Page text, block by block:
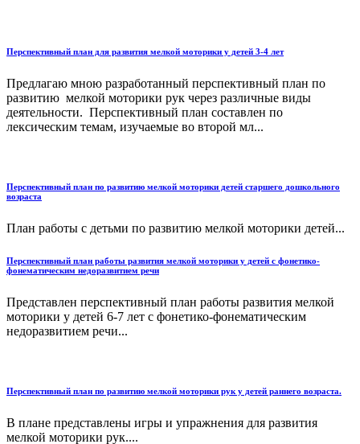
Перспективный план для развития мелкой моторики у детей 3-4 лет
Предлагаю мною разработанный перспективный план по
развитию мелкой моторики рук через различные виды
деятельности. Перспективный план составлен по
лексическим темам, изучаемые во второй мл...
Перспективный план по развитию мелкой моторики детей старшего дошкольного
возраста
План работы с детьми по развитию мелкой моторики детей...
Перспективный план работы развития мелкой моторики у детей с фонетико-
фонематическим недоразвитием речи
Представлен перспективный план работы развития мелкой
моторики у детей 6-7 лет с фонетико-фонематическим
недоразвитием речи...
Перспективный план по развитию мелкой моторики рук у детей раннего возраста.
В плане представлены игры и упражнения для развития
мелкой моторики рук....